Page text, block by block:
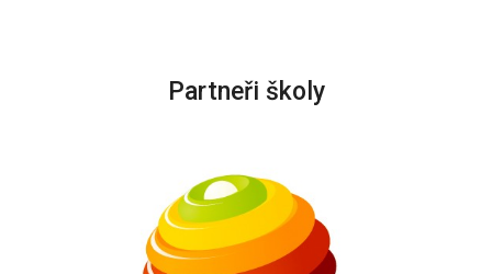
Partneři školy